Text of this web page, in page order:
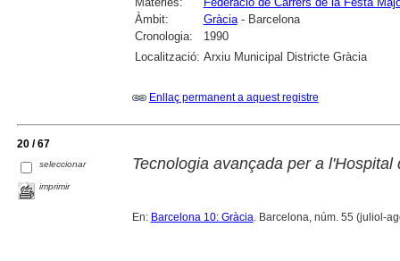
Àmbit:
Gràcia- Barcelona
Cronologia:
1990
Localització: Arxiu Municipal Districte Gràcia
Enllaç permanent a aquest registre
20 / 67
seleccionar
imprimir
Tecnologia avançada per a l'Hospital
En: Barcelona 10: Gràcia. Barcelona, núm. 55 (juliol-